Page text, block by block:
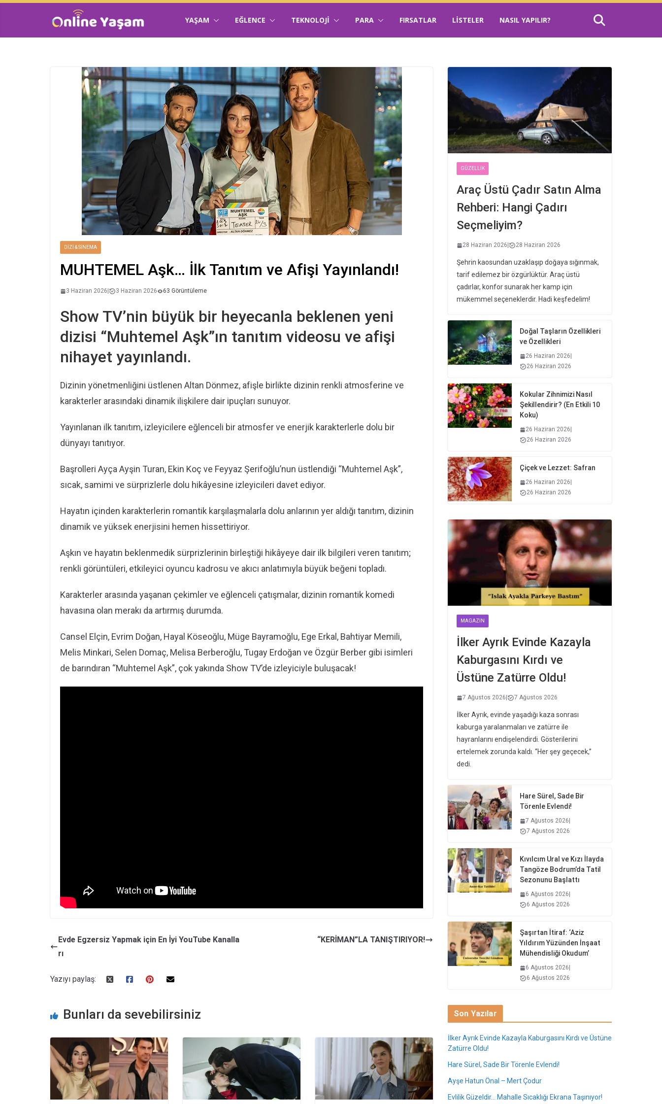
YAŞAM EĞLENCE TEKNOLOJI PARA FIRSATLAR LISTELER NASIL YAPILIR?
DIZI & SINEMA
MUHTEMEL Aşk… İlk Tanıtım ve Afişi Yayınlandı!
3 Haziran 2026 3 Haziran 2026 63 Görüntüleme
Show TV’nin büyük bir heyecanla beklenen yeni
dizisi “Muhtemel Aşk”ın tanıtım videosu ve afişi
nihayet yayınlandı.
Dizinin yönetmenliğini üstlenen Altan Dönmez, afişle birlikte dizinin renkli atmosferine ve
karakterler arasındaki dinamik ilişkilere dair ipuçları sunuyor.
Yayınlanan ilk tanıtım, izleyicilere eğlenceli bir atmosfer ve enerjik karakterlerle dolu bir
dünyayı tanıtıyor.
Başrolleri Ayça Ayşin Turan, Ekin Koç ve Feyyaz Şerifoğlu’nun üstlendiği “Muhtemel Aşk”,
sıcak, samimi ve sürprizlerle dolu hikâyesine izleyicileri davet ediyor.
Hayatın içinden karakterlerin romantik karşılaşmalarla dolu anlarının yer aldığı tanıtım, dizinin
dinamik ve yüksek enerjisini hemen hissettiriyor.
Aşkın ve hayatın beklenmedik sürprizlerinin birleştiği hikâyeye dair ilk bilgileri veren tanıtım;
renkli görüntüleri, etkileyici oyuncu kadrosu ve akıcı anlatımıyla büyük beğeni topladı.
Karakterler arasında yaşanan çekimler ve eğlenceli çatışmalar, dizinin romantik komedi
havasına olan merakı da artırmış durumda.
Cansel Elçin, Evrim Doğan, Hayal Köseoğlu, Müge Bayramoğlu, Ege Erkal, Bahtiyar Memili,
Melis Minkari, Selen Domaç, Melisa Berberoğlu, Tugay Erdoğan ve Özgür Berber gibi isimleri
de barındıran “Muhtemel Aşk”, çok yakında Show TV’de izleyiciyle buluşacak!
Evde Egzersiz Yapmak için En İyi YouTube Kanalla
rı
“KERİMAN”LA TANIŞTIRIYOR!
Yazıyı paylaş:
Bunları da sevebilirsiniz
GÜZELLIK
Araç Üstü Çadır Satın Alma
Rehberi: Hangi Çadırı
Seçmeliyim?
28 Haziran 2026 28 Haziran 2026
Şehrin kaosundan uzaklaşıp doğaya sığınmak,
tarif edilemez bir özgürlüktür. Araç üstü
çadırlar, konfor sunarak her kamp için
mükemmel seçeneklerdir. Hadi keşfedelim!
Doğal Taşların Özellikleri
ve Özellikleri
26 Haziran 2026
26 Haziran 2026
Kokular Zihnimizi Nasıl
Şekillendirir? (En Etkili 10
Koku)
26 Haziran 2026
26 Haziran 2026
Çiçek ve Lezzet: Safran
26 Haziran 2026
26 Haziran 2026
MAGAZIN
İlker Ayrık Evinde Kazayla
Kaburgasını Kırdı ve
Üstüne Zatürre Oldu!
7 Ağustos 2026 7 Ağustos 2026
İlker Ayrık, evinde yaşadığı kaza sonrası
kaburga yaralanmaları ve zatürre ile
hayranlarını endişelendirdi. Gösterilerini
ertelemek zorunda kaldı. “Her şey geçecek,”
dedi.
Hare Sürel, Sade Bir
Törenle Evlendi!
7 Ağustos 2026
7 Ağustos 2026
Kıvılcım Ural ve Kızı İlayda
Tangöze Bodrum’da Tatil
Sezonunu Başlattı
6 Ağustos 2026
6 Ağustos 2026
Şaşırtan İtiraf: ‘Aziz
Yıldırım Yüzünden İnşaat
Mühendisliği Okudum’
6 Ağustos 2026
6 Ağustos 2026
Son Yazılar
İlker Ayrık Evinde Kazayla Kaburgasını Kırdı ve Üstüne
Zatürre Oldu!
Hare Sürel, Sade Bir Törenle Evlendi!
Ayşe Hatun Önal – Mert Çodur
Evlilik Güzeldir… Mahalle Sıcaklığı Ekrana Taşınıyor!